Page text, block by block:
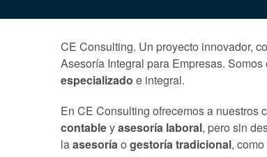
CE Consulting. Un proyecto innovador,
Asesoría Integral para Empresas.
especializado e integral.
En CE Consulting ofrecemos a nuestros
contableyasesoría laboral, pero sin
laasesoríao gestoría tradicional,